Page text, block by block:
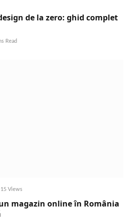
de la zero: ghid complet
Read
15 Views
magazin online în România